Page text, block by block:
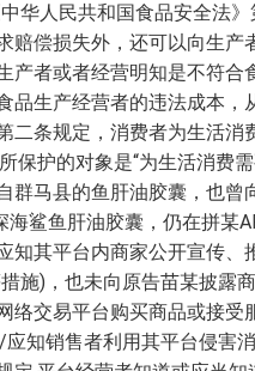
华人民共和国食品安全法
偿损失外，还可以向生产
者或者经营明知是不符
生产经营者的违法成本
条规定，消费者为生活消
护的对象是“为生活消费
马县的鱼肝油胶囊，也
鲨鱼肝油胶囊，仍在拼某
其平台内商家公开宣传、
施)，也未向原告苗某披露
交易平台购买商品或接
知销售者利用其平台侵害